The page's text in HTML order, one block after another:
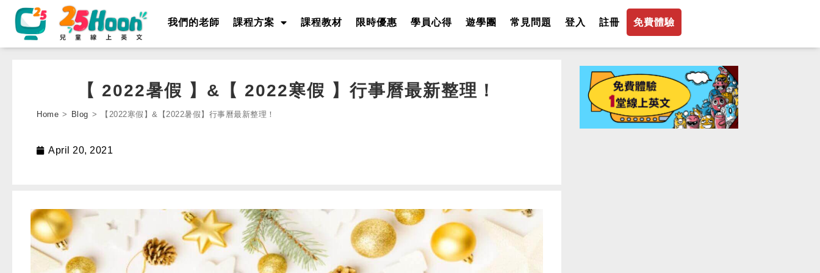
我們的老師 課程方案 課程教材 限時優惠 學員心得 遊學團 常見問題 登入 註冊 免費體驗
【 2022暑假 】&【 2022寒假 】行事曆最新整理！
Home > Blog > 【2022寒假】&【2022暑假】行事曆最新整理！
April 20, 2021